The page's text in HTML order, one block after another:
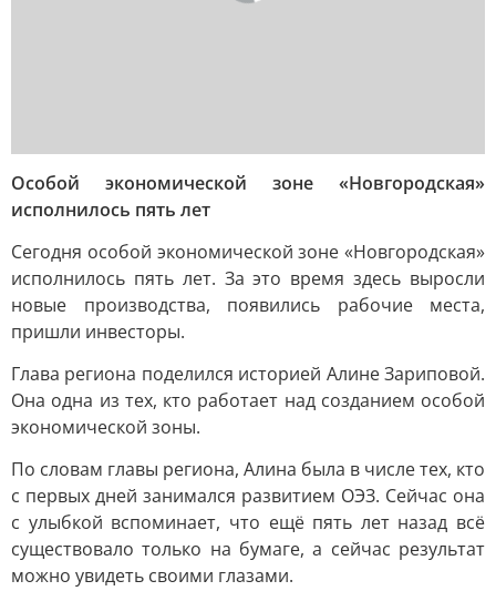
Особой экономической зоне «Новгородская»
исполнилось пять лет
Сегодня особой экономической зоне «Новгородская»
исполнилось пять лет. За это время здесь выросли
новые производства, появились рабочие места,
пришли инвесторы.
Глава региона поделился историей Алине Зариповой.
Она одна из тех, кто работает над созданием особой
экономической зоны.
По словам главы региона, Алина была в числе тех, кто
с первых дней занимался развитием ОЭЗ. Сейчас она
с улыбкой вспоминает, что ещё пять лет назад всё
существовало только на бумаге, а сейчас результат
можно увидеть своими глазами.